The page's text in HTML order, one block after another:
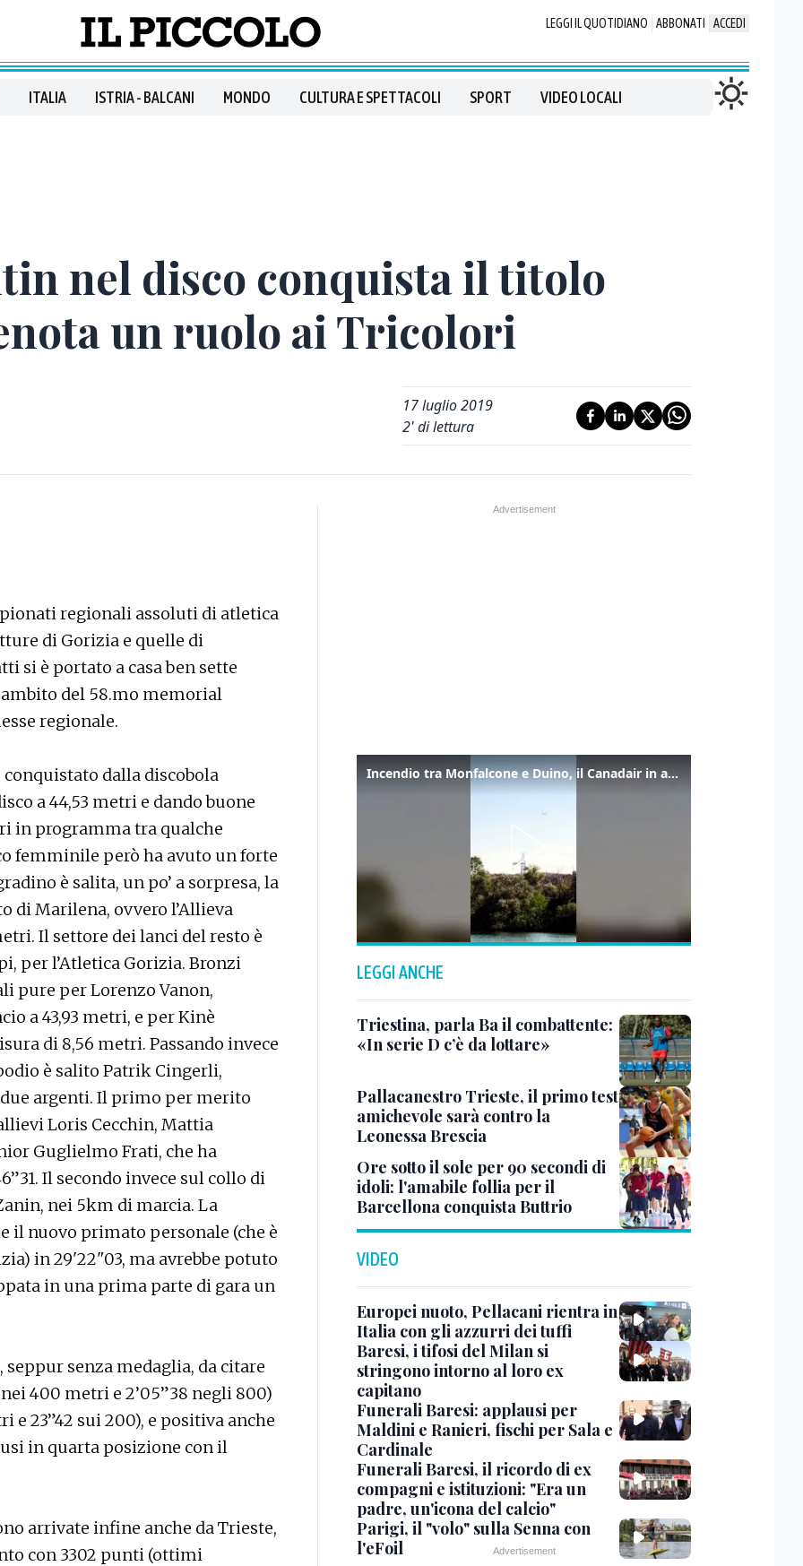
LEGGI IL QUOTIDIANO ABBONATI ACCEDI
ITALIA ISTRIA - BALCANI MONDO CULTURA E SPETTACOLI SPORT VIDEO LOCALI
nel disco conquista il titolo
un ruolo ai Tricolori
17 luglio 2019
2' di lettura
regionali assoluti di atletica
di Gorizia e quelle di
si è portato a casa ben sette
del 58.mo memorial
regionale.
dalla discobola
a 44,53 metri e dando buone
in programma tra qualche
femminile però ha avuto un forte
è salita, un po’ a sorpresa, la
di Marilena, ovvero l’Allieva
Il settore dei lanci del resto è
per l’Atletica Gorizia. Bronzi
pure per Lorenzo Vanon,
a 43,93 metri, e per Kinè
di 8,56 metri. Passando invece
è salito Patrik Cingerli,
due argenti. Il primo per merito
Loris Cecchin, Mattia
Guglielmo Frati, che ha
Il secondo invece sul collo di
nei 5km di marcia. La
il nuovo primato personale (che è
in 29'22"03, ma avrebbe potuto
in una prima parte di gara un
senza medaglia, da citare
400 metri e 2’05”38 negli 800)
e 23”42 sui 200), e positiva anche
in quarta posizione con il
arrivate infine anche da Trieste,
con 3302 punti (ottimi
Incendio tra Monfalcone e Duino, il Canadair in azione per fermare le fiamme sul fronte dell’A4
LEGGI ANCHE
Triestina, parla Ba il combattente:
«In serie D c’è da lottare»
Pallacanestro Trieste, il primo test
amichevole sarà contro la
Leonessa Brescia
Ore sotto il sole per 90 secondi di
idoli: l'amabile follia per il
Barcellona conquista Buttrio
VIDEO
Europei nuoto, Pellacani rientra in
Italia con gli azzurri dei tuffi
Baresi, i tifosi del Milan si
stringono intorno al loro ex
capitano
Funerali Baresi: applausi per
Maldini e Ranieri, fischi per Sala e
Cardinale
Funerali Baresi, il ricordo di ex
compagni e istituzioni: "Era un
padre, un'icona del calcio"
Parigi, il "volo" sulla Senna con
l'eFoil